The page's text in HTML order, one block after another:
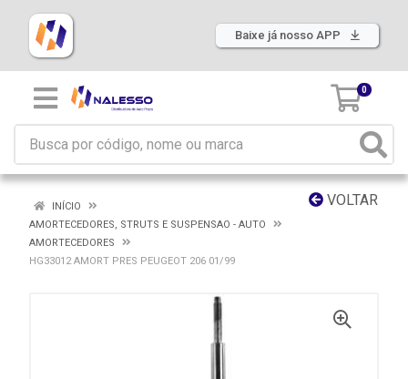
Baixe já nosso APP
0
VOLTAR
INÍCIO
AMORTECEDORES, STRUTS E SUSPENSAO - AUTO
AMORTECEDORES
HG33012 AMORT PRES PEUGEOT 206 01/99